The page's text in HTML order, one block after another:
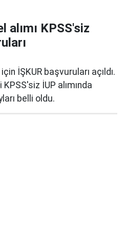
alımı KPSS'siz
İŞKUR başvuruları açıldı.
İUP alımında
belli oldu.